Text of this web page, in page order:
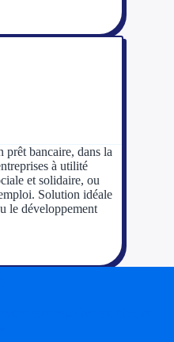
prêt bancaire, dans la
à utilité
et solidaire, ou
Solution idéale
le développement